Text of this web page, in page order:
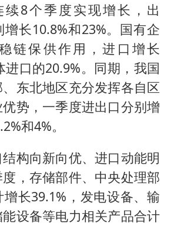
续8个季度实现增长，出
长10.8%和23%。国有企
链保供作用，进口增长
进口的20.9%。同期，我国
东北地区充分发挥各自区
势，一季度进出口分别增
和4%。
构向新向优、进口动能明
，存储部件、中央处理部
长39.1%，发电设备、输
设备等电力相关产品合计